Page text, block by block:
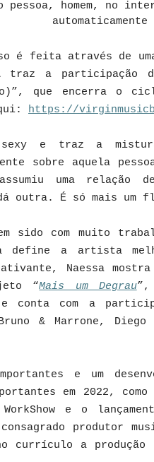
é feita através de
traz a participação
que encerra o
https://
sexy e traz a
sobre aquela
uma relação
outra. É só mais um
sido com muito
define a artista
Naessa
“Mais um Degrau”,
conta com a
& Marrone,
e um
em 2022,
e o
produtor
currículo a produção